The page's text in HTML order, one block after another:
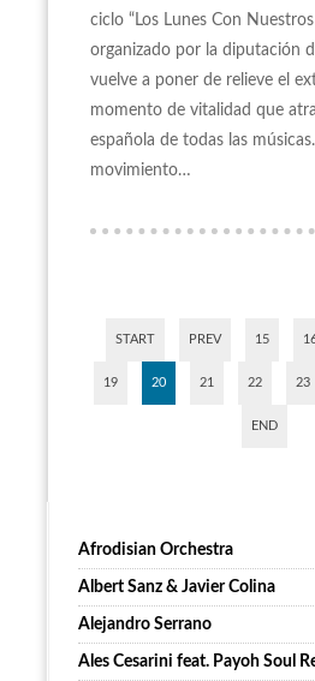
ciclo “Los Lunes Con
organizado por la diputación
vuelve a poner de relieve el
momento de vitalidad que
española de todas las
movimiento…
START PREV 15
19 20 21 22 23
END
Afrodisian Orchestra
Albert Sanz & Javier Colina
Alejandro Serrano
Ales Cesarini feat. Payoh Soul